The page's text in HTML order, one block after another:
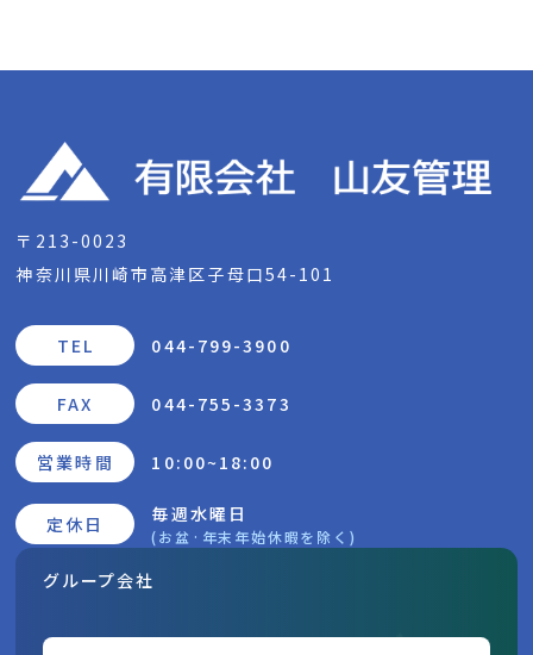
〒213-0023
神奈川県川崎市高津区子母口54-101
TEL 044-799-3900
FAX 044-755-3373
営業時間 10:00~18:00
定休日 毎週水曜日
(お盆·年末年始休暇を除く)
グループ会社